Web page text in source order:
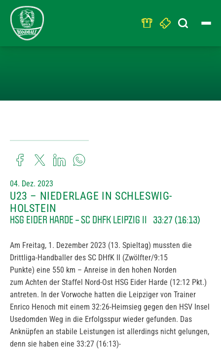
Search
for:
04. Dez. 2023
U23 – NIEDERLAGE IN SCHLESWIG-
HOLSTEIN
HSG EIDER HARDE – SC DHFK LEIPZIG II 33:27 (16:13)
Am Freitag, 1. Dezember 2023 (13. Spieltag) mussten die
Drittliga-Handballer des SC DHfK II (Zwölfter/9:15
Punkte) eine 550 km – Anreise in den hohen Norden
zum Achten der Staffel Nord-Ost HSG Eider Harde (12:12 Pkt.)
antreten. In der Vorwoche hatten die Leipziger von Trainer
Enrico Henoch mit einem 32:26-Heimsieg gegen den HSV Insel
Usedomden Weg in die Erfolgsspur wieder gefunden. Das
Anknüpfen an stabile Leistungen ist allerdings nicht gelungen,
denn sie haben eine 33:27 (16:13)-